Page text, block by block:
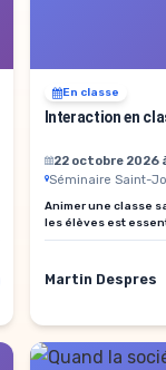
En classe
Interaction en
22 octobre 2026
Séminaire Saint-
Animer une classe
les élèves est
positive.
Martin Despres